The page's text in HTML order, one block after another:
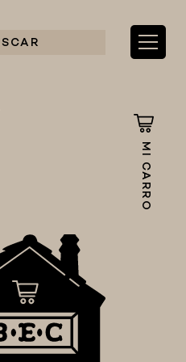
MI CARRO